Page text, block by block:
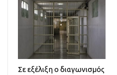
Σε εξέλιξη ο διαγωνισμός